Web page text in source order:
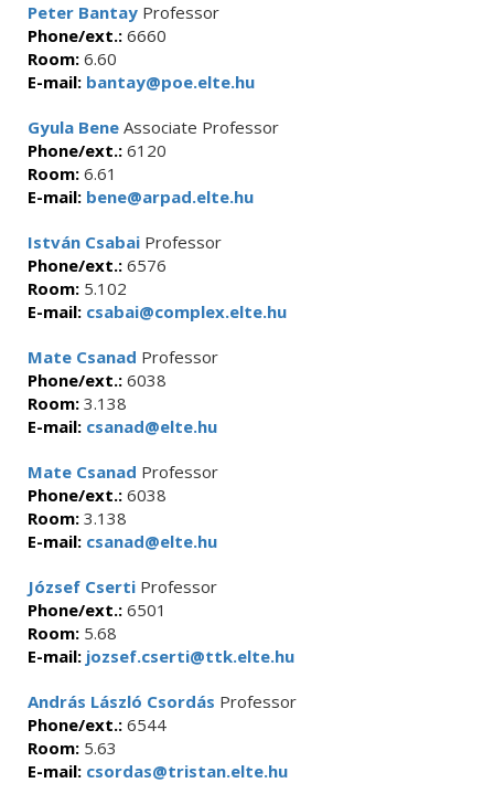
Peter Bantay Professor
Phone/ext.: 6660
Room: 6.60
E-mail: bantay@poe.elte.hu
Gyula Bene Associate Professor
Phone/ext.: 6120
Room: 6.61
E-mail: bene@arpad.elte.hu
István Csabai Professor
Phone/ext.: 6576
Room: 5.102
E-mail: csabai@complex.elte.hu
Mate Csanad Professor
Phone/ext.: 6038
Room: 3.138
E-mail: csanad@elte.hu
Mate Csanad Professor
Phone/ext.: 6038
Room: 3.138
E-mail: csanad@elte.hu
József Cserti Professor
Phone/ext.: 6501
Room: 5.68
E-mail: jozsef.cserti@ttk.elte.hu
András László Csordás Professor
Phone/ext.: 6544
Room: 5.63
E-mail: csordas@tristan.elte.hu